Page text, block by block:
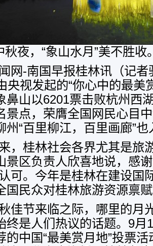
秋夜，“象山水月”美不胜收
网-南国早报桂林讯（记
央视发起的“你心中的最美
鼻山以6201票击败杭州西
景点，荣膺全国网民心目
州“百里柳江，百里画廊”也
，桂林社会各界尤其是旅
景区负责人欣喜地说，感
可。今年是桂林在建设国
国民众对桂林旅游资源禀
佳节来临之际，哪里的月
是人们热议的话题。9月
的中国“最美赏月地”投票